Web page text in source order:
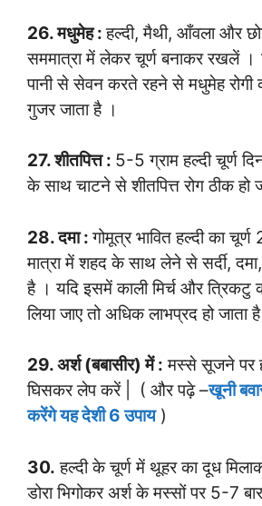
26. मधुमेह :हल्दी, मैथी, आँवला और
सममात्रा में लेकर चूर्ण बनाकर रखलें ।
पानी से सेवन करते रहने से मधुमेह रोगी
गुजर जाता है ।
27. शीतपित्त : 5-5 ग्राम हल्दी चूर्ण
के साथ चाटने से शीतपित्त रोग ठीक हो
28. दमा :गोमूत्र भावित हल्दी का
मात्रा में शहद के साथ लेने से सर्दी,
है । यदि इसमें काली मिर्च और त्रिकटु
लिया जाए तो अधिक लाभप्रद हो जाता
29. अर्श (बबासीर) में : मस्से सूजने पर
घिसकर लेप करें | ( और पढ़े –खूनी
करेंगे यह देशी 6 उपाय)
30. हल्दी के चूर्ण में थूहर का दूध
डोरा भिगोकर अर्श के मस्सों पर 5-7